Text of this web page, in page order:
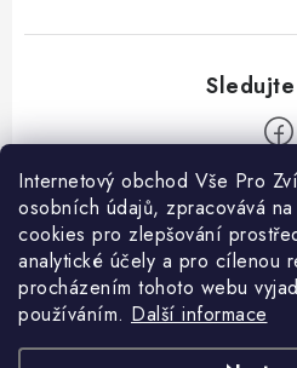
Internetový obchod Vše Pro
osobních údajů, zpracovává
cookies pro zlepšování
analytické účely a pro cílenou
procházením tohoto webu
používáním. Další informace
Informace pro Vás
Ceník dopravy
Kontakty